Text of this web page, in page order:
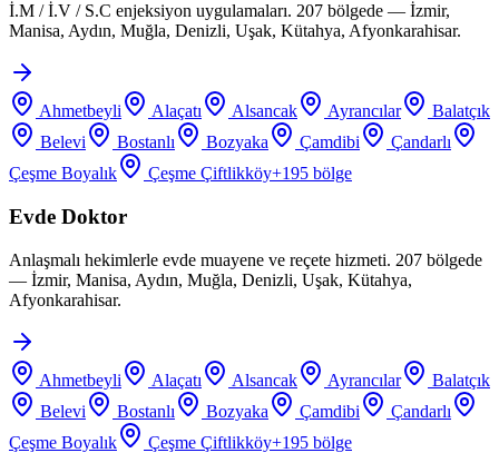
İ.M / İ.V / S.C enjeksiyon uygulamaları. 207 bölgede — İzmir,
Manisa, Aydın, Muğla, Denizli, Uşak, Kütahya, Afyonkarahisar.
Ahmetbeyli Alaçatı Alsancak Ayrancılar
Balatçık
Belevi
Bostanlı Bozyaka Çamdibi
Çandarlı
Çeşme Boyalık
Çeşme Çiftlikköy+195 bölge
Evde Doktor
Anlaşmalı hekimlerle evde muayene ve reçete hizmeti. 207 bölgede
— İzmir, Manisa, Aydın, Muğla, Denizli, Uşak, Kütahya,
Afyonkarahisar.
Ahmetbeyli Alaçatı Alsancak Ayrancılar
Balatçık
Belevi
Bostanlı Bozyaka Çamdibi
Çandarlı
Çeşme Boyalık
Çeşme Çiftlikköy+195 bölge